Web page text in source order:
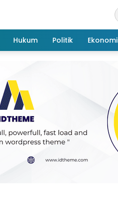
Hukum Politik Ekonomi